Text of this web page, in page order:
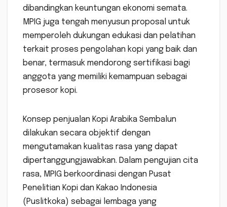
dibandingkan keuntungan ekonomi semata.
MPIG juga tengah menyusun proposal untuk
memperoleh dukungan edukasi dan pelatihan
terkait proses pengolahan kopi yang baik dan
benar, termasuk mendorong sertifikasi bagi
anggota yang memiliki kemampuan sebagai
prosesor kopi.
Konsep penjualan Kopi Arabika Sembalun
dilakukan secara objektif dengan
mengutamakan kualitas rasa yang dapat
dipertanggungjawabkan. Dalam pengujian cita
rasa, MPIG berkoordinasi dengan Pusat
Penelitian Kopi dan Kakao Indonesia
(Puslitkoka) sebagai lembaga yang